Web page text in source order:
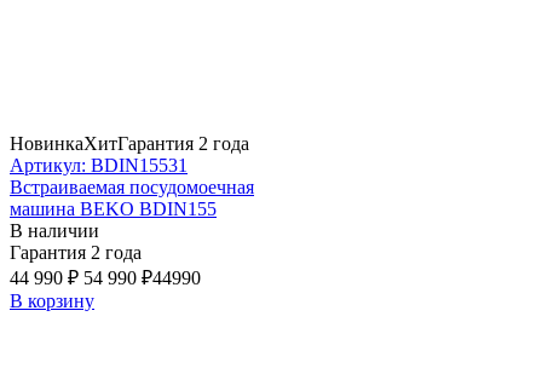
НовинкаХитГарантия 2 года
Артикул: BDIN15531
Встраиваемая посудомоечная
машина BEKO BDIN155
В наличии
Гарантия 2 года
44 990 ₽ 54 990 ₽44990
В корзину